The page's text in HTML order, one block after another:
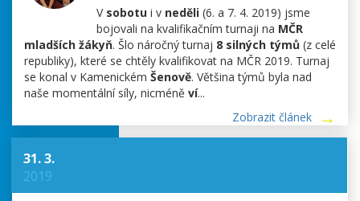
V sobotui v neděli(6. a 7. 4. 2019) jsme
bojovali na kvalifikačním turnaji na MČR
mladších žákyň. Šlo náročný turnaj 8 silných týmů (z celé
republiky), které se chtěly kvalifikovat na MČR 2019. Turnaj
se konal v Kamenickém Šenově. Většina týmů byla nad
naše momentální síly, nicméně ví...
Zobrazit článek
31. 3.
2019